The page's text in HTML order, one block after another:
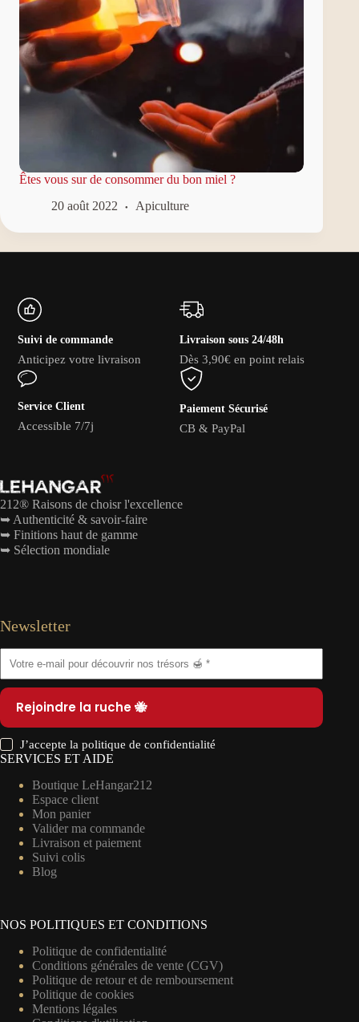
Êtes vous sur de consommer du bon miel ?
20 août 2022
Apiculture
Suivi de commande
Anticipez votre livraison
Livraison sous 24/48h
Dès 3,90€ en point relais
Service Client
Accessible 7/7j
Paiement Sécurisé
CB & PayPal
212® Raisons de choisr l'excellence
➥ Authenticité & savoir-faire
➥ Finitions haut de gamme
➥ Sélection mondiale
Newsletter
Rejoindre la ruche 🐝
J’accepte lapolitique de confidentialité
SERVICES ET AIDE
Boutique LeHangar212
Espace client
Mon panier
Valider ma commande
Livraison et paiement
Suivi colis
Blog
NOS POLITIQUES ET CONDITIONS
Politique de confidentialité
Conditions générales de vente (CGV)
Politique de retour et de remboursement
Politique de cookies
Mentions légales